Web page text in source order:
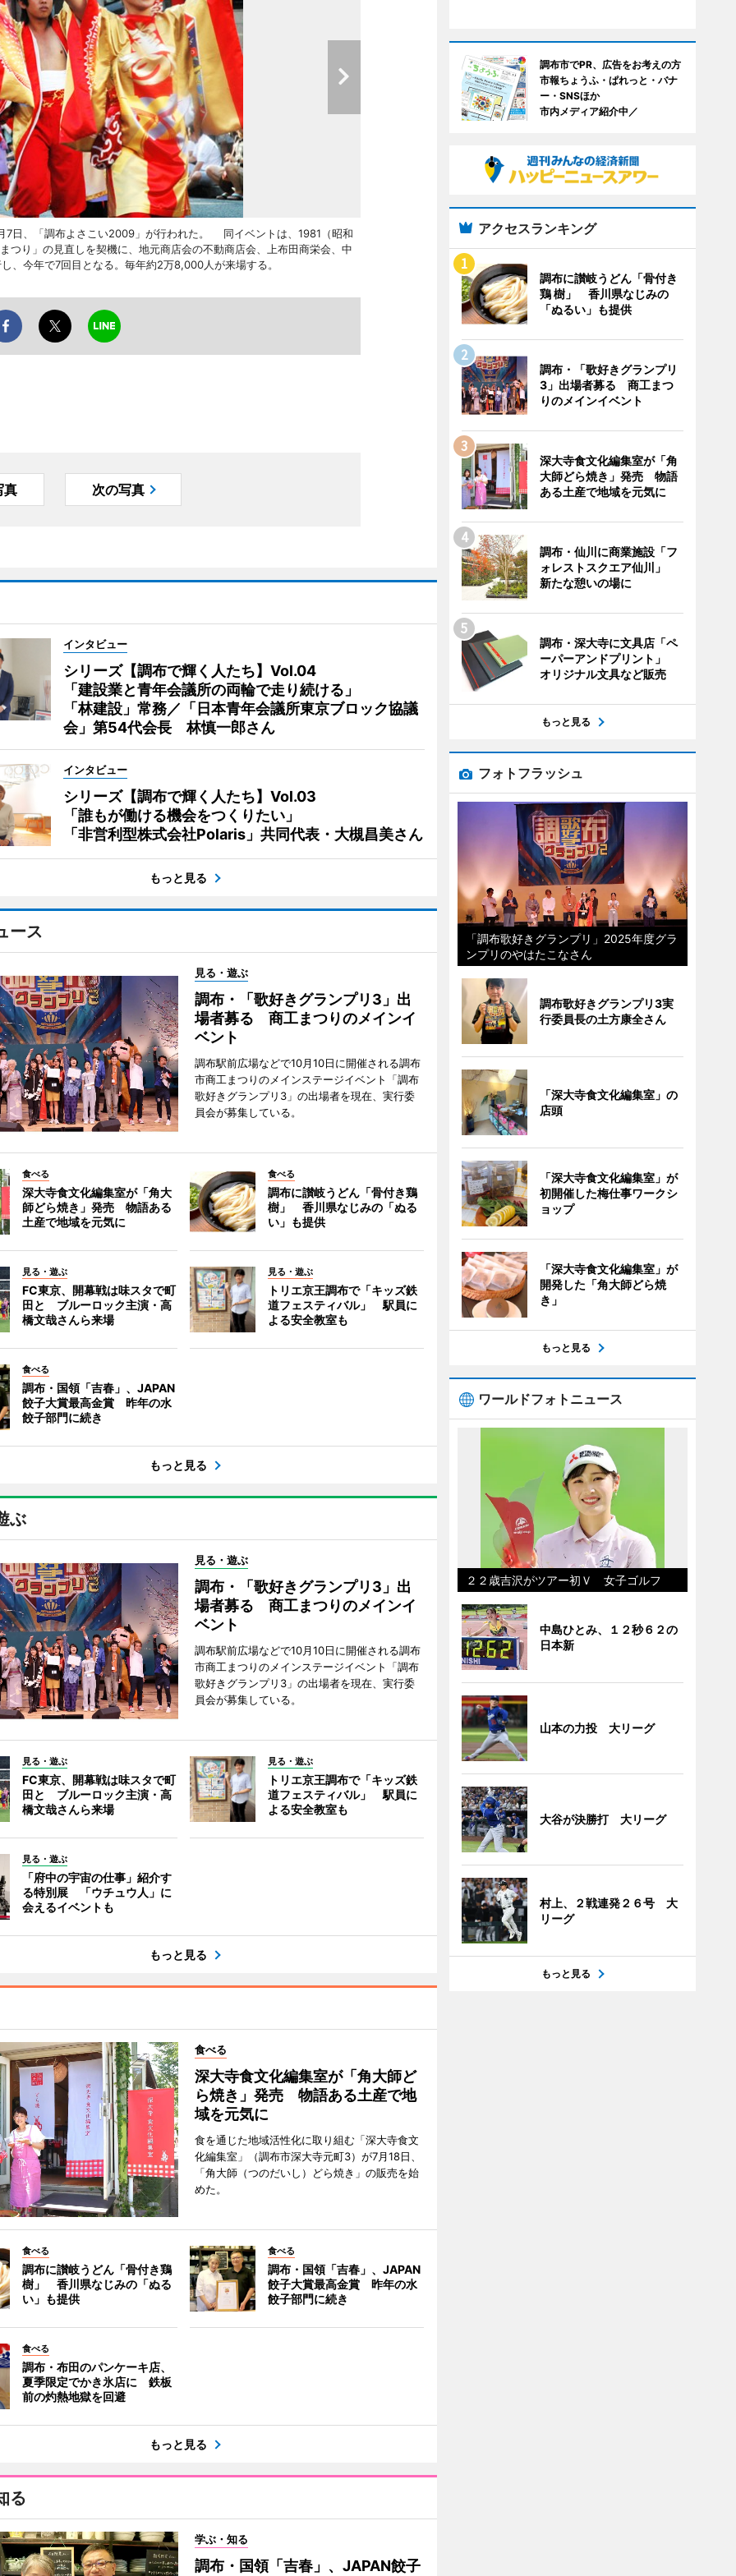
日、「調布よさこい2009」が行われた。 同イベントは、1981（昭和
つり」の見直しを契機に、地元商店会の不動商店会、上布田商栄会、中
、今年で7回目となる。毎年約2万8,000人が来場する。
真 次の写真
インタビュー
シリーズ【調布で輝く人たち】Vol.04
「建設業と青年会議所の両輪で走り続ける」
「林建設」常務／「日本青年会議所東京ブロック協議
会」第54代会長 林慎一郎さん
インタビュー
シリーズ【調布で輝く人たち】Vol.03
「誰もが働ける機会をつくりたい」
「非営利型株式会社Polaris」共同代表・大槻昌美さん
もっと見る
ース
見る・遊ぶ
調布・「歌好きグランプリ3」出
場者募る 商工まつりのメインイ
ベント
調布駅前広場などで10月10日に開催される調布
市商工まつりのメインステージイベント「調布
歌好きグランプリ3」の出場者を現在、実行委
員会が募集している。
食べる
深大寺食文化編集室が「角大
師どら焼き」発売 物語ある
土産で地域を元気に
食べる
調布に讃岐うどん「骨付き鶏
樹」 香川県なじみの「ぬる
い」も提供
見る・遊ぶ
FC東京、開幕戦は味スタで町
田と ブルーロック主演・高
橋文哉さんら来場
見る・遊ぶ
トリエ京王調布で「キッズ鉄
道フェスティバル」 駅員に
よる安全教室も
食べる
調布・国領「吉春」、JAPAN
餃子大賞最高金賞 昨年の水
餃子部門に続き
もっと見る
ぶ
見る・遊ぶ
調布・「歌好きグランプリ3」出
場者募る 商工まつりのメインイ
ベント
調布駅前広場などで10月10日に開催される調布
市商工まつりのメインステージイベント「調布
歌好きグランプリ3」の出場者を現在、実行委
員会が募集している。
見る・遊ぶ
FC東京、開幕戦は味スタで町
田と ブルーロック主演・高
橋文哉さんら来場
見る・遊ぶ
トリエ京王調布で「キッズ鉄
道フェスティバル」 駅員に
よる安全教室も
見る・遊ぶ
「府中の宇宙の仕事」紹介す
る特別展 「ウチュウ人」に
会えるイベントも
もっと見る
食べる
深大寺食文化編集室が「角大師ど
ら焼き」発売 物語ある土産で地
域を元気に
食を通じた地域活性化に取り組む「深大寺食文
化編集室」（調布市深大寺元町3）が7月18日、
「角大師（つのだいし）どら焼き」の販売を始
めた。
食べる
調布に讃岐うどん「骨付き鶏
樹」 香川県なじみの「ぬる
い」も提供
食べる
調布・国領「吉春」、JAPAN
餃子大賞最高金賞 昨年の水
餃子部門に続き
食べる
調布・布田のパンケーキ店、
夏季限定でかき氷店に 鉄板
前の灼熱地獄を回避
もっと見る
る
学ぶ・知る
調布・国領「吉春」、JAPAN餃子
調布市でPR、広告をお考えの方
市報ちょうふ・ぱれっと・バナ
ー・SNSほか
市内メディア紹介中／
アクセスランキング
調布に讃岐うどん「骨付き
鶏 樹」 香川県なじみの
「ぬるい」も提供
調布・「歌好きグランプリ
3」出場者募る 商工まつ
りのメインイベント
深大寺食文化編集室が「角
大師どら焼き」発売 物語
ある土産で地域を元気に
調布・仙川に商業施設「フ
ォレストスクエア仙川」
新たな憩いの場に
調布・深大寺に文具店「ペ
ーパーアンドプリント」
オリジナル文具など販売
もっと見る
フォトフラッシュ
「調布歌好きグランプリ」2025年度グラ
ンプリのやはたこなさん
調布歌好きグランプリ3実
行委員長の土方康全さん
「深大寺食文化編集室」の
店頭
「深大寺食文化編集室」が
初開催した梅仕事ワークシ
ョップ
「深大寺食文化編集室」が
開発した「角大師どら焼
き」
もっと見る
ワールドフォトニュース
２２歳吉沢がツアー初Ｖ 女子ゴルフ
中島ひとみ、１２秒６２の
日本新
山本の力投 大リーグ
大谷が決勝打 大リーグ
村上、２戦連発２６号 大
リーグ
もっと見る